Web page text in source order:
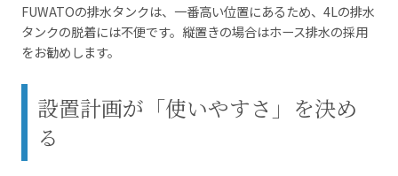
FUWATOの排水タンクは、一番高い位置にあるため、4Lの排水
タンクの脱着には不便です。縦置きの場合はホース排水の採用
をお勧めします。
設置計画が「使いやすさ」を決め
る